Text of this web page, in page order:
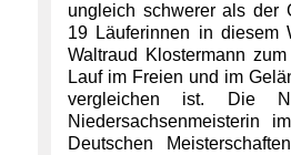
ungleich schwerer als der
19 Läuferinnen in diesem
Waltraud Klostermann
Lauf im Freien und im
vergleichen ist. Die
Niedersachsenmeisterin
Deutschen